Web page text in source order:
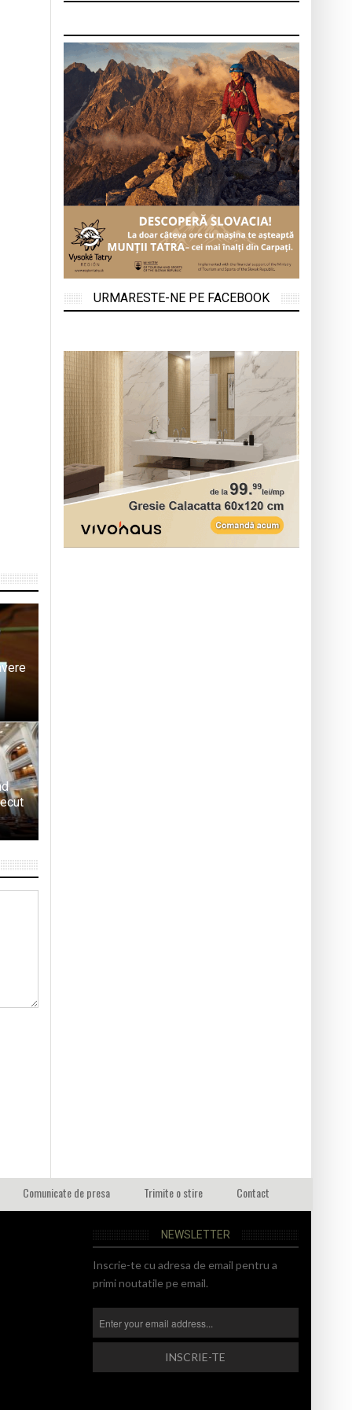
URMARESTE-NE PE FACEBOOK
Comunicate de presa Trimite o stire Contact
NEWSLETTER
Inscrie-te cu adresa de email pentru a
primi noutatile pe email.